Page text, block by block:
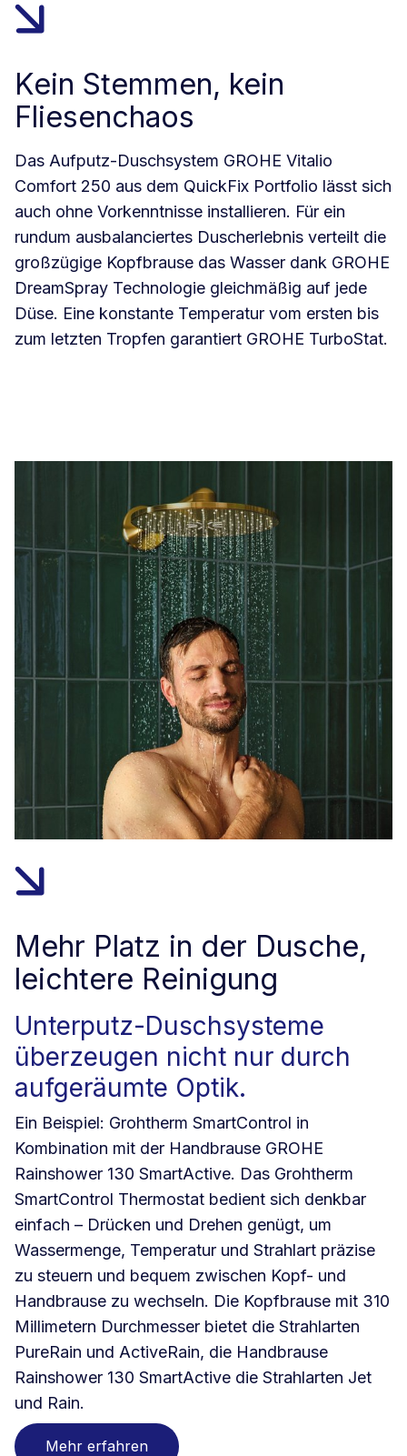
Kein Stemmen, kein
Fliesenchaos
Das Aufputz-Duschsystem GROHE Vitalio
Comfort 250 aus dem QuickFix Portfolio lässt sich
auch ohne Vorkenntnisse installieren. Für ein
rundum ausbalanciertes Duscherlebnis verteilt die
großzügige Kopfbrause das Wasser dank GROHE
DreamSpray Technologie gleichmäßig auf jede
Düse. Eine konstante Temperatur vom ersten bis
zum letzten Tropfen garantiert GROHE TurboStat.
Mehr Platz in der Dusche,
leichtere Reinigung
Unterputz-Duschsysteme
überzeugen nicht nur durch
aufgeräumte Optik.
Ein Beispiel: Grohtherm SmartControl in
Kombination mit der Handbrause GROHE
Rainshower 130 SmartActive. Das Grohtherm
SmartControl Thermostat bedient sich denkbar
einfach – Drücken und Drehen genügt, um
Wassermenge, Temperatur und Strahlart präzise
zu steuern und bequem zwischen Kopf- und
Handbrause zu wechseln. Die Kopfbrause mit 310
Millimetern Durchmesser bietet die Strahlarten
PureRain und ActiveRain, die Handbrause
Rainshower 130 SmartActive die Strahlarten Jet
und Rain.
Mehr erfahren